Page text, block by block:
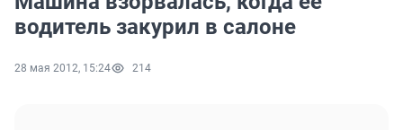
водитель закурил в салоне
28 мая 2012, 15:24 214